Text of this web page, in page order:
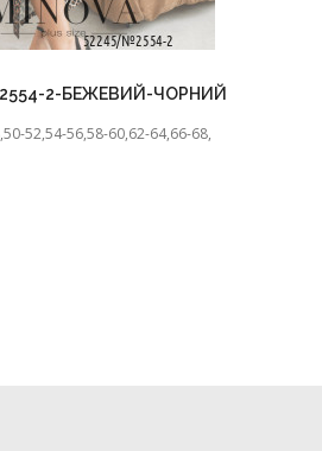
2-БЕЖЕВИЙ-ЧОРНИЙ
52,54-56,58-60,62-64,66-68,